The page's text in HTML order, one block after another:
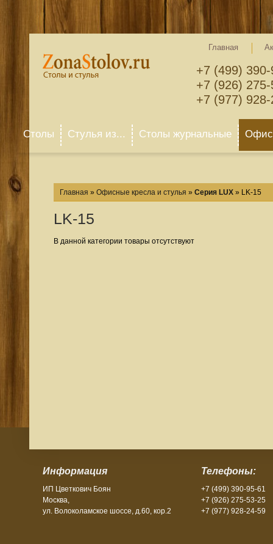
Главная
+7 (499)
+7 (926)
+7 (977)
Столы Стулья из... Столы журнальные
Главная » Офисные кресла и стулья » Серия LUX » LK-15
LK-15
В данной категории товары отсутствуют
Информация
ИП Цветкович Боян
Москва,
ул. Волоколамское шоссе, д.60, кор.2
Телефоны:
+7 (499) 390-95-61
+7 (926) 275-53-25
+7 (977) 928-24-59